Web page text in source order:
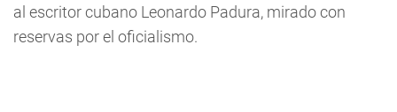
al escritor cubano Leonardo Padura, mirado con
reservas por el oficialismo.